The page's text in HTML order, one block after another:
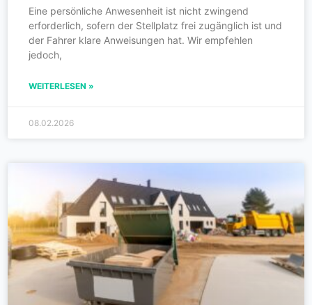
Eine persönliche Anwesenheit ist nicht zwingend
erforderlich, sofern der Stellplatz frei zugänglich ist und
der Fahrer klare Anweisungen hat. Wir empfehlen
jedoch,
WEITERLESEN »
08.02.2026